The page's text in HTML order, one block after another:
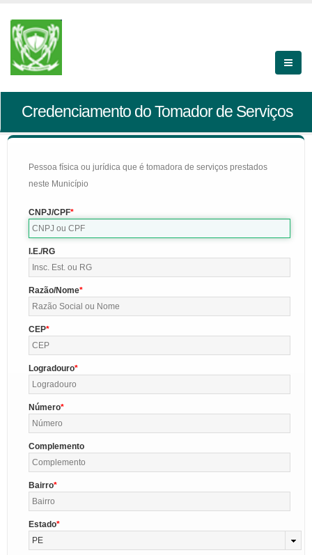
Credenciamento do Tomador de Serviços
Pessoa física ou jurídica que é tomadora de serviços prestados
neste Município
CNPJ/CPF
I.E./RG
Razão/Nome
CEP
Logradouro
Número
Complemento
Bairro
Estado
PE